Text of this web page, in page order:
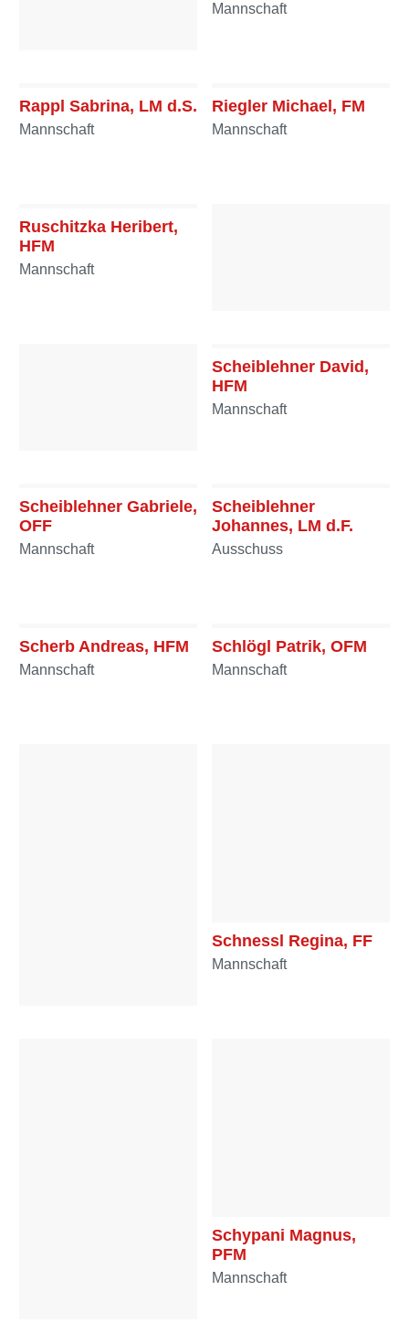
Mannschaft
Rappl Sabrina, LM d.S.
Mannschaft
Riegler Michael, FM
Mannschaft
Ruschitzka Heribert,
HFM
Mannschaft
Scheiblehner David,
HFM
Mannschaft
Scheiblehner Gabriele,
OFF
Mannschaft
Scheiblehner
Johannes, LM d.F.
Ausschuss
Scherb Andreas, HFM
Mannschaft
Schlögl Patrik, OFM
Mannschaft
Schnessl Regina, FF
Mannschaft
Schypani Magnus,
PFM
Mannschaft